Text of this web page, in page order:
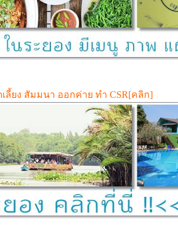
ลี้ยง สัมมนา ออกค่าย ทำ CSR[คลิก]